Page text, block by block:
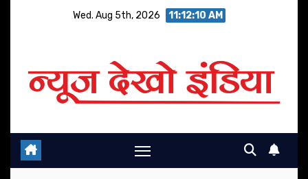
Wed. Aug 5th, 2026 11:12:11 AM